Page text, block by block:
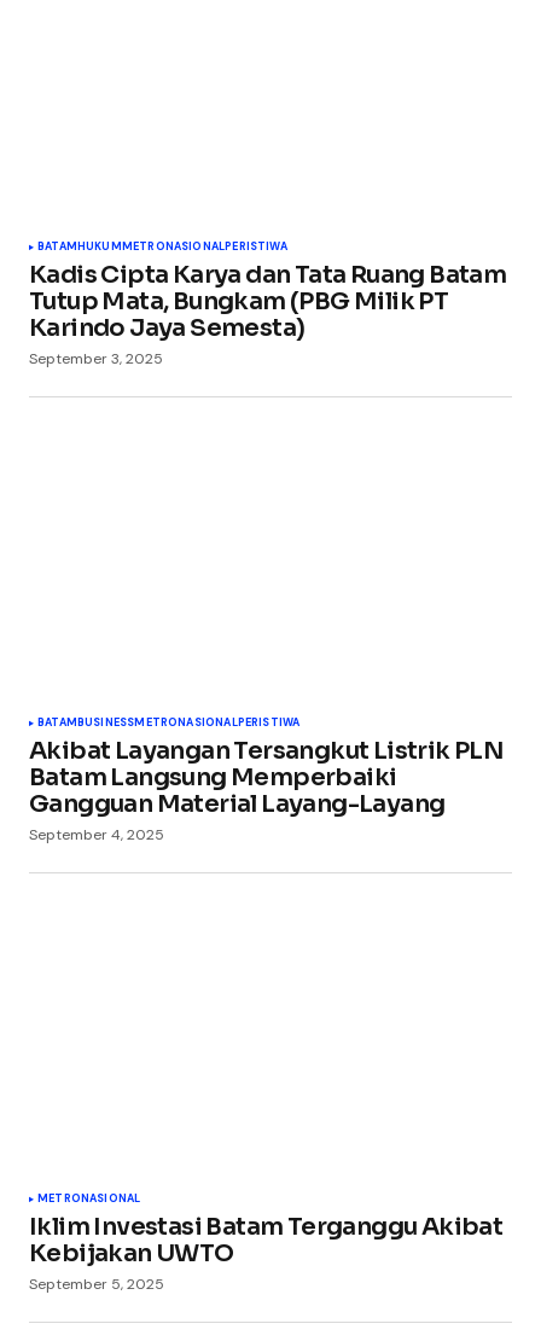
Your E-mail *
Simpan nama, email, dan situs web saya pada
peramban ini untuk komentar saya berikutnya.
BATAMHUKUMMETRONASIONALPERISTIWA
Kadis Cipta Karya dan Tata Ruang Batam
Tutup Mata, Bungkam (PBG Milik PT
Karindo Jaya Semesta)
September 3, 2025
BATAMBUSINESSMETRONASIONALPERISTIWA
Akibat Layangan Tersangkut Listrik PLN
Batam Langsung Memperbaiki
Gangguan Material Layang-Layang
September 4, 2025
METRONASIONAL
Iklim Investasi Batam Terganggu Akibat
Kebijakan UWTO
September 5, 2025